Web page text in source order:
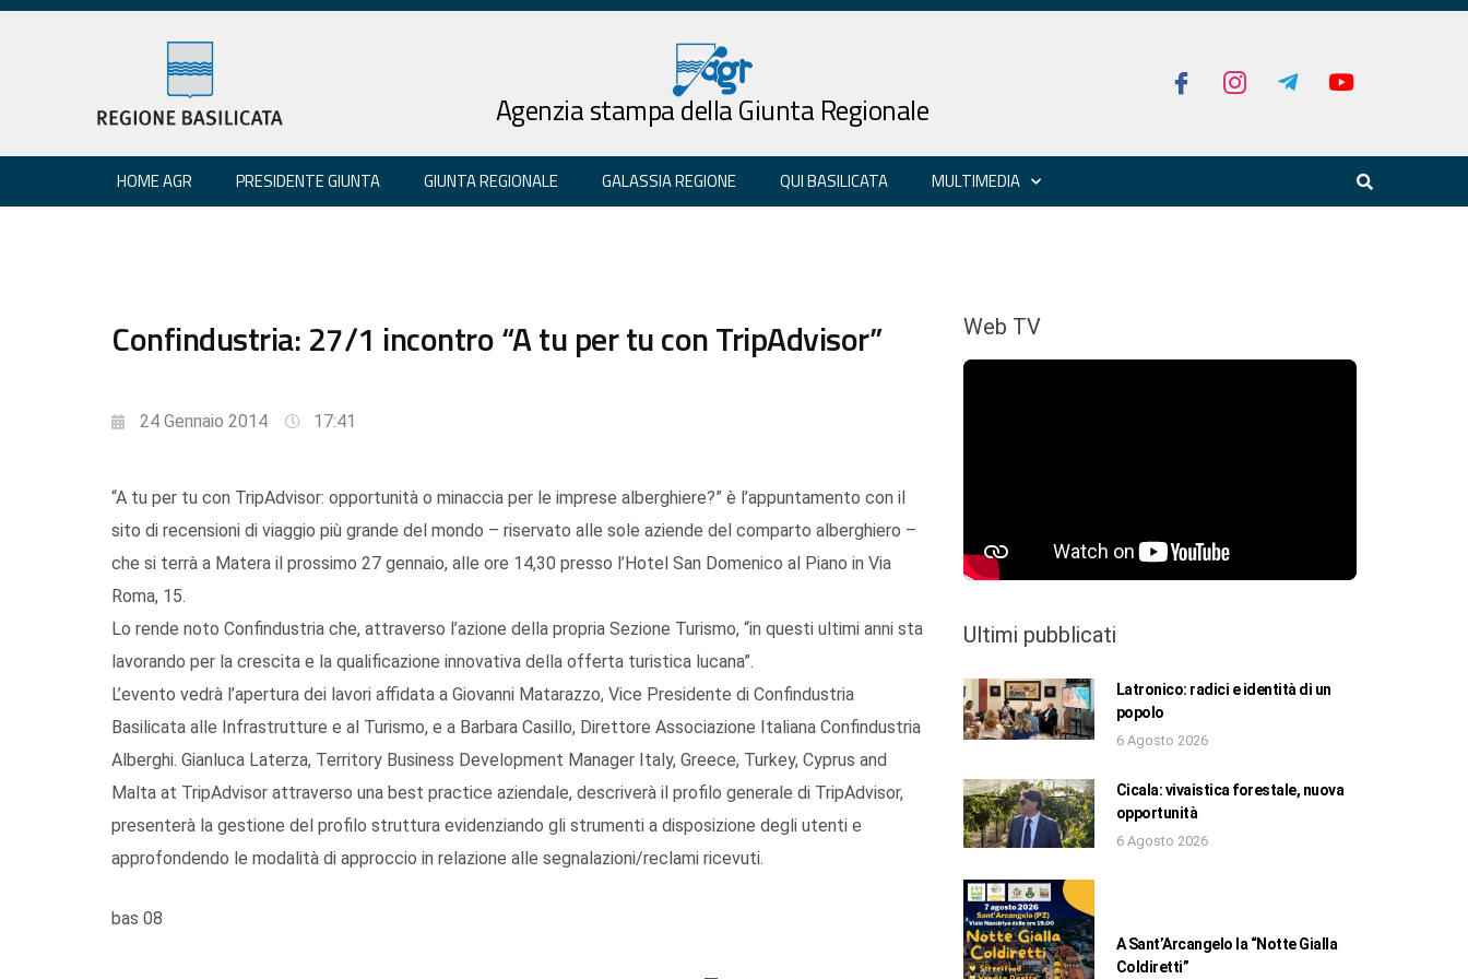
Agenzia stampa della Giunta Regionale
HOME AGR PRESIDENTE GIUNTA GIUNTA REGIONALE GALASSIA REGIONE QUI BASILICATA MULTIMEDIA
Confindustria: 27/1 incontro “A tu per tu con TripAdvisor”
24 Gennaio 2014 17:41
“A tu per tu con TripAdvisor: opportunità o minaccia per le imprese alberghiere?” è l’appuntamento con il
sito di recensioni di viaggio più grande del mondo – riservato alle sole aziende del comparto alberghiero –
che si terrà a Matera il prossimo 27 gennaio, alle ore 14,30 presso l’Hotel San Domenico al Piano in Via
Roma, 15.
Lo rende noto Confindustria che, attraverso l’azione della propria Sezione Turismo, “in questi ultimi anni sta
lavorando per la crescita e la qualificazione innovativa della offerta turistica lucana”.
L’evento vedrà l’apertura dei lavori affidata a Giovanni Matarazzo, Vice Presidente di Confindustria
Basilicata alle Infrastrutture e al Turismo, e a Barbara Casillo, Direttore Associazione Italiana Confindustria
Alberghi. Gianluca Laterza, Territory Business Development Manager Italy, Greece, Turkey, Cyprus and
Malta at TripAdvisor attraverso una best practice aziendale, descriverà il profilo generale di TripAdvisor,
presenterà la gestione del profilo struttura evidenziando gli strumenti a disposizione degli utenti e
approfondendo le modalità di approccio in relazione alle segnalazioni/reclami ricevuti.
bas 08
Web TV
Ultimi pubblicati
Latronico: radici e identità di un
popolo
6 Agosto 2026
Cicala: vivaistica forestale, nuova
opportunità
6 Agosto 2026
A Sant’Arcangelo la “Notte Gialla
Coldiretti”